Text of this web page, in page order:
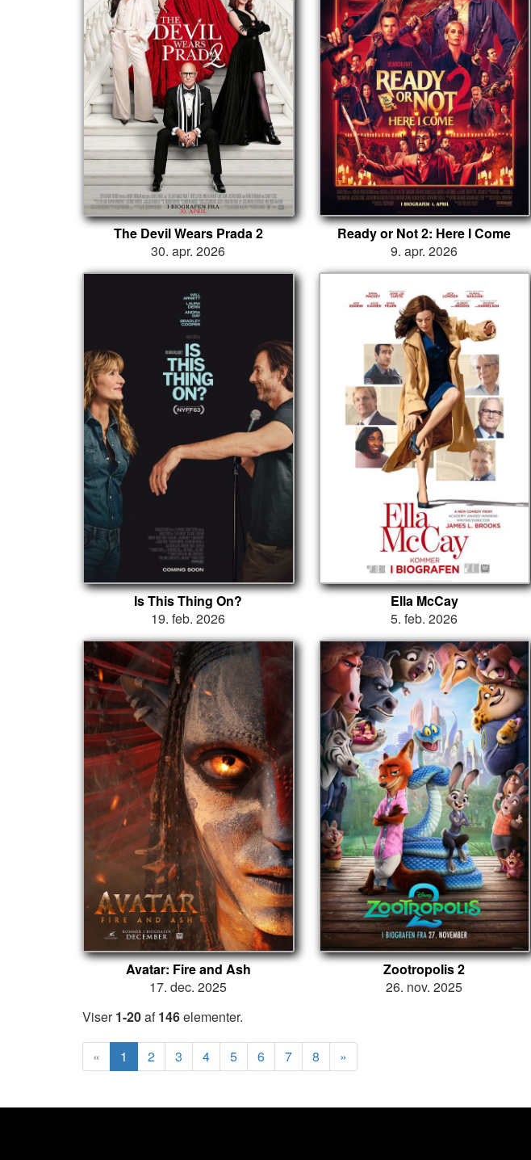
The Devil Wears Prada 2
30. apr. 2026
Ready or Not 2: Here I Come
9. apr. 2026
Is This Thing On?
19. feb. 2026
Ella McCay
5. feb. 2026
Avatar: Fire and Ash
17. dec. 2025
Zootropolis 2
26. nov. 2025
Viser1-20af146elementer.
« 1 2 3 4 5 6 7 8 »